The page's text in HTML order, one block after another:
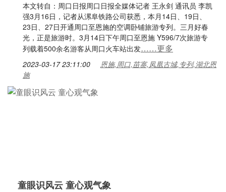
本文转自：周口日报周口日报全媒体记者 王永剑 通讯员 李凯
强3月16日，记者从漯阜铁路公司获悉，本月14日、19日、
23日、27日开通周口至恩施的空调卧铺旅游专列。三月好春
光，正是旅游时。3月14日下午周口至恩施 Y596/7次旅游专
列载着500余名游客从周口火车站出发……更多
2023-03-17 23:11:00
恩施,周口,苗寨,凤凰古城,专列,湖北恩
施
童眼识风云 童心观气象